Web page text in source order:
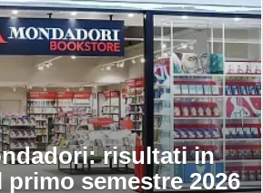
risultati in
primo semestre 2026